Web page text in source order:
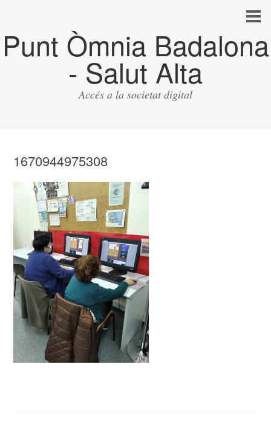
Punt Òmnia Badalona
- Salut Alta
Accés a la societat digital
1670944975308